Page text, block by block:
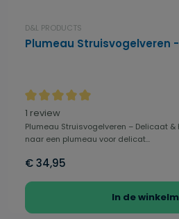
D&L PRODUCTS
Plumeau Struisvogelveren -
Gemiddelde waardering van 5
1 review
Plumeau Struisvogelveren – Delicaat
naar een plumeau voor delicat...
€ 34,95
In de